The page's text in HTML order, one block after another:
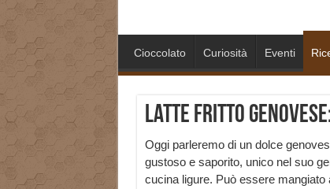
Cioccolato Curiosità Eventi
Latte fritto
Oggi parleremo di un dolce
gustoso e saporito, unico nel suo
cucina ligure. Può essere